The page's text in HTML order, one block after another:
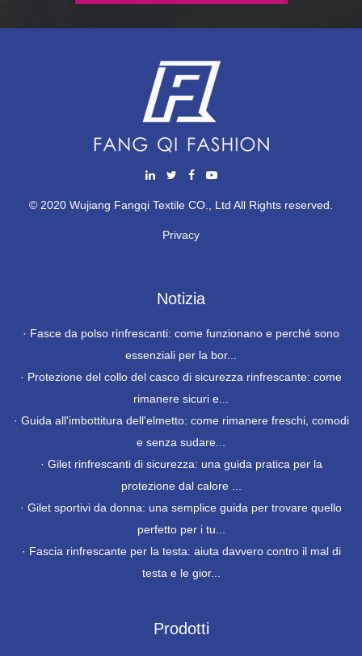
© 2020 Wujiang Fangqi Textile CO., Ltd All Rights reserved.
Privacy
Notizia
· Fasce da polso rinfrescanti: come funzionano e perché sono
essenziali per la bor...
· Protezione del collo del casco di sicurezza rinfrescante: come
rimanere sicuri e...
· Guida all'imbottitura dell'elmetto: come rimanere freschi, comodi
e senza sudare...
· Gilet rinfrescanti di sicurezza: una guida pratica per la
protezione dal calore ...
· Gilet sportivi da donna: una semplice guida per trovare quello
perfetto per i tu...
· Fascia rinfrescante per la testa: aiuta davvero contro il mal di
testa e le gior...
Prodotti